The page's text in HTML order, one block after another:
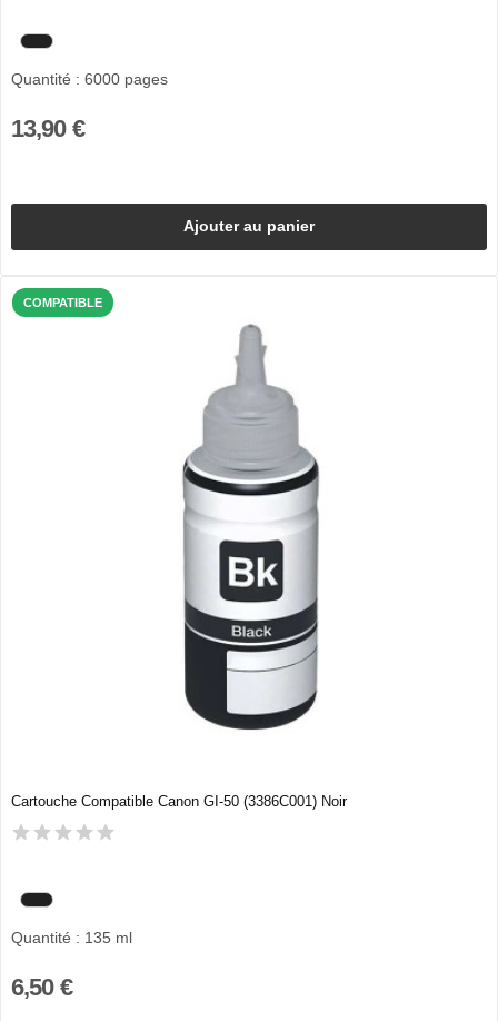
Quantité : 6000 pages
13,90 €
Ajouter au panier
COMPATIBLE
Cartouche Compatible Canon GI-50 (3386C001) Noir
Quantité : 135 ml
6,50 €